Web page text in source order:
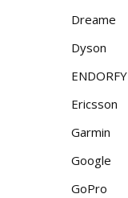
Dreame
Dyson
ENDORFY
Ericsson
Garmin
Google
GoPro